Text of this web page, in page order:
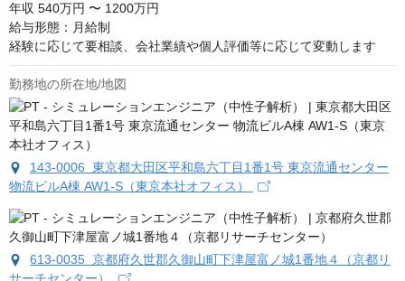
年収 540万円 〜 1200万円
給与形態：月給制
経験に応じて要相談、会社業績や個人評価等に応じて変動します
勤務地の所在地/地図
143-0006 東京都大田区平和島六丁目1番1号 東京流通センター
物流ビルA棟 AW1-S（東京本社オフィス）
613-0035 京都府久世郡久御山町下津屋富ノ城1番地４（京都リ